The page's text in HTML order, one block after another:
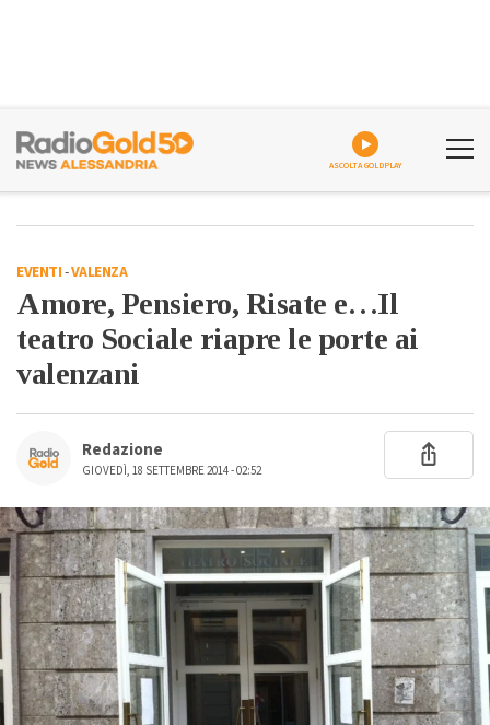
ASCOLTA GOLDPLAY
EVENTI-VALENZA
Amore, Pensiero, Risate e…Il
teatro Sociale riapre le porte ai
valenzani
Redazione
GIOVEDÌ, 18 SETTEMBRE 2014 - 02:52